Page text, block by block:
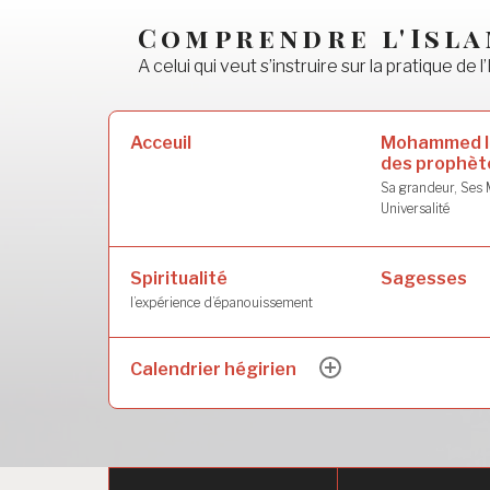
Comprendre
A celui qui veut s’instruire sur la pratique de
Acceuil
Mohammed
des
Sa grandeur, Ses
Universalité
Spiritualité
l’expérience d’épanouissement
Sagesses
Calendrier hégirien
ouvrir
sous-